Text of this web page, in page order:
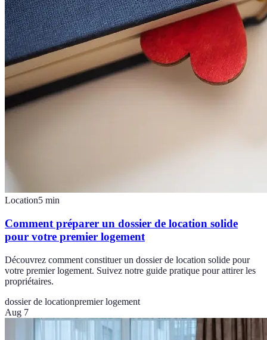
Location5 min
Comment préparer un dossier de location solide
pour votre premier logement
Découvrez comment constituer un dossier de location solide pour
votre premier logement. Suivez notre guide pratique pour attirer les
propriétaires.
dossier de locationpremier logement
Aug 7